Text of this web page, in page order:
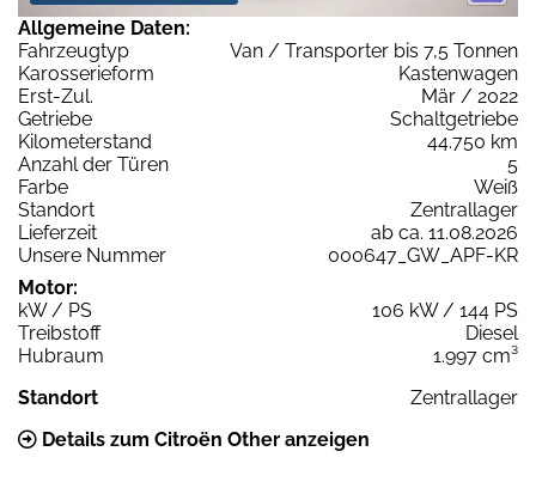
Allgemeine Daten:
Fahrzeugtyp
Van / Transporter bis 7,5 Tonnen
Karosserieform
Kastenwagen
Erst-Zul.
Mär / 2022
Getriebe
Schaltgetriebe
Kilometerstand
44.750 km
Anzahl der Türen
5
Farbe
Weiß
Standort
Zentrallager
Lieferzeit
ab ca. 11.08.2026
Unsere Nummer
000647_GW_APF-KR
Motor:
kW / PS
106 kW / 144 PS
Treibstoff
Diesel
Hubraum
1.997 cm³
Standort
Zentrallager
Details zum Citroën Other anzeigen